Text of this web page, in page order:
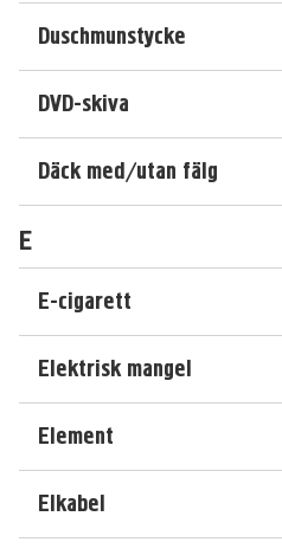
Duschmunstycke
DVD-skiva
Däck med/utan fälg
E
E-cigarett
Elektrisk mangel
Element
Elkabel